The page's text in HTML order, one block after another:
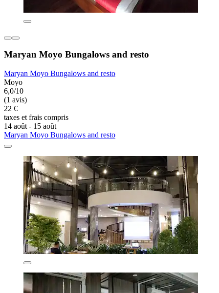
Maryan Moyo Bungalows and resto
Maryan Moyo Bungalows and resto
Moyo
6,0/10
(1 avis)
22 €
taxes et frais compris
14 août - 15 août
Maryan Moyo Bungalows and resto